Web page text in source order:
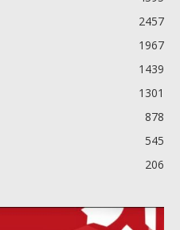
2457
1967
1439
1301
878
545
206